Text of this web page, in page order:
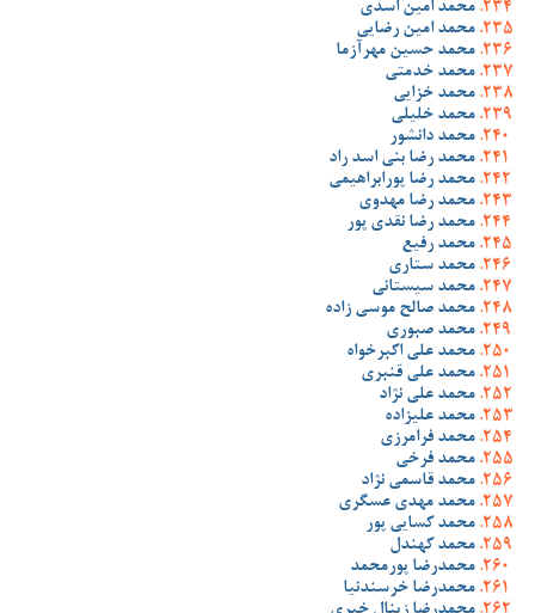
محمد امین اسدی
محمد امین رضایی
محمد حسین مهرآزما
محمد خدمتی
محمد خزایی
محمد خلیلی
محمد دانشور
محمد رضا بنی اسد راد
محمد رضا پورابراهیمی
محمد رضا مهدوی
محمد رضا نقدی پور
محمد رفیع
محمد ستاری
محمد سیستانی
محمد صالح موسی زاده
محمد صبوری
محمد علی اکبرخواه
محمد علی قنبری
محمد علی نژاد
محمد علیزاده
محمد فرامرزی
محمد فرخی
محمد قاسمی نژاد
محمد مهدی عسگری
محمد کسایی پور
محمد کهندل
محمدرضا پورمحمد
محمدرضا خرسندنیا